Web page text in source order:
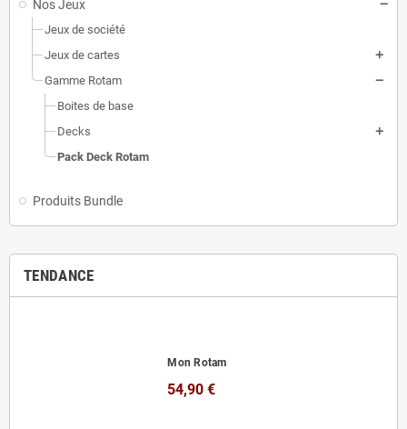
Nos Jeux
Jeux de société
Jeux de cartes
Gamme Rotam
Boites de base
Decks
Pack Deck Rotam
Produits Bundle
TENDANCE
Mon Rotam
54,90 €